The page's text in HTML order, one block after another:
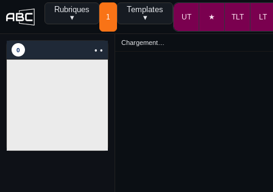
Rubriques
▾
1
Templates
▾
UT ★ TLT LT
0 • •
Chargement…